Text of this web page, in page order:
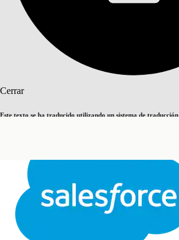
Cerrar
Este texto se ha traducido utilizando un sistema de
Cerrar Cerrar
Índice de materias